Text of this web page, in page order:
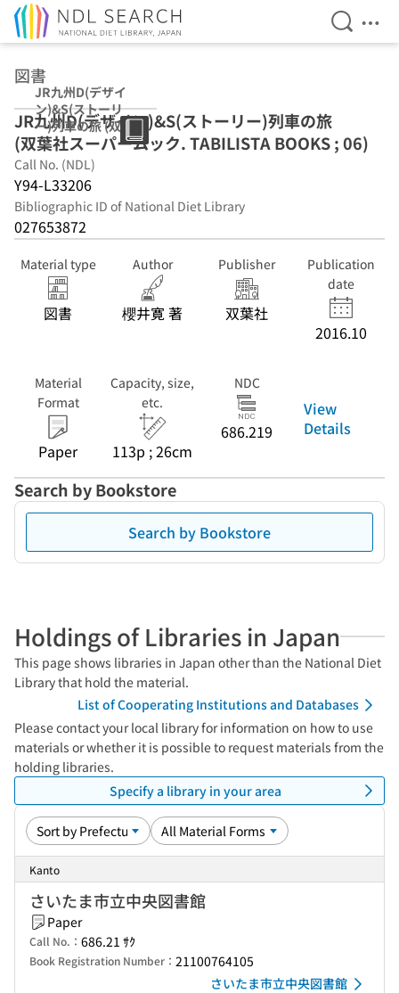
Open
図書
JR九州D(デザイ
ン)&S(ストーリ
ー)列車の旅 (双葉
社スーパームッ
ク. TABILISTA
BOOKS ; 06)
JR九州D(デザイン)&S(ストーリー)列車の旅
(双葉社スーパームック. TABILISTA BOOKS ; 06)
Call No. (NDL)
Y94-L33206
Bibliographic ID of National Diet Library
027653872
Material type
図書
Author
櫻井寛 著
Publisher
双葉社
Publication
date
2016.10
Material
Format
Paper
Capacity, size,
etc.
113p ; 26cm
NDC
686.219
View
Details
Search by Bookstore
Search by Bookstore
Holdings of Libraries in Japan
This page shows libraries in Japan other than the National Diet
Library that hold the material.
List of Cooperating Institutions and Databases
Please contact your local library for information on how to use
materials or whether it is possible to request materials from the
holding libraries.
Specify a library in your area
Kanto
さいたま市立中央図書館
Paper
Call No.： 686.21 ｻｸ
Book Registration Number： 21100764105
さいたま市立中央図書館